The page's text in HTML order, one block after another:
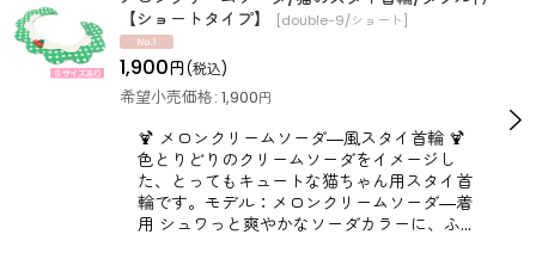
【ショートタイプ】
[double-9/ショート]
1,900円(税込)
希望小売価格: 1,900円
🍹 メロンクリームソーダ―風スタイ首輪 🍹
色とりどりのクリームソーダをイメージし
た、とってもキュートな猫ちゃん用スタイ首
輪です。モデル：メロンクリームソーダ―着
用 シュワっと爽やかなソーダカラーに、ふ…